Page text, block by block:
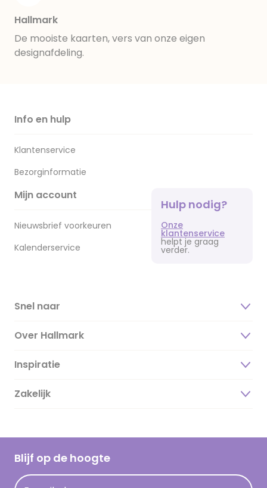
Hallmark
De mooiste kaarten, vers van onze eigen
designafdeling.
Info en hulp
Klantenservice
Bezorginformatie
Mijn account
Nieuwsbrief voorkeuren
Kalenderservice
Hulp nodig?
Onze
klantenservice
helpt je graag
verder.
Snel naar
Over Hallmark
Over ons
Duurzaamheid
Hallmark Kaartclub
Acties
Inspiratie
Magazine
Cadeau inspiratie
Kaartinspiratie
Zakelijk
Blijf op de hoogte